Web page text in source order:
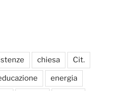
chiesa Cit.
energia